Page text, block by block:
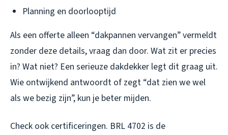
Planning en doorlooptijd
Als een offerte alleen “dakpannen vervangen” vermeldt
zonder deze details, vraag dan door. Wat zit er precies
in? Wat niet? Een serieuze dakdekker legt dit graag uit.
Wie ontwijkend antwoordt of zegt “dat zien we wel
als we bezig zijn”, kun je beter mijden.
Check ook certificeringen. BRL 4702 is de